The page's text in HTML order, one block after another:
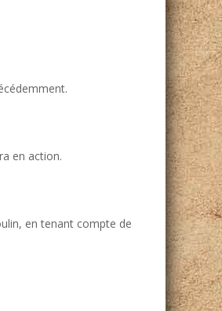
en action.
en tenant compte de